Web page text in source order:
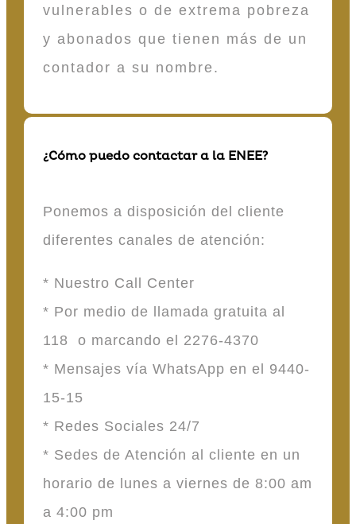
vulnerables o de extrema pobreza
y abonados que tienen más de un
contador a su nombre.
¿Cómo puedo contactar a la ENEE?
Ponemos a disposición del cliente
diferentes canales de atención:
* Nuestro Call Center
* Por medio de llamada gratuita al
118 o marcando el 2276-4370
* Mensajes vía WhatsApp en el 9440-
15-15
* Redes Sociales 24/7
* Sedes de Atención al cliente en un
horario de lunes a viernes de 8:00 am
a 4:00 pm